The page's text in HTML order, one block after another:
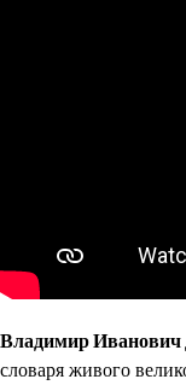
Владимир Иванович
словаря живого